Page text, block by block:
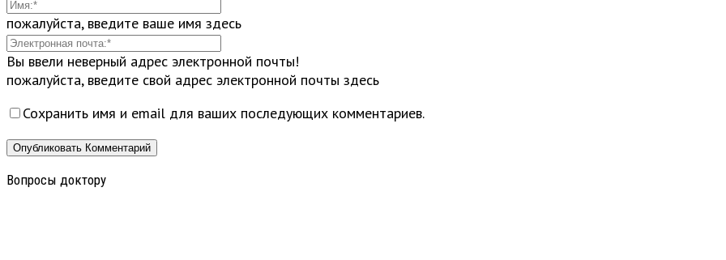
пожалуйста, введите ваше имя здесь
Вы ввели неверный адрес электронной почты!
пожалуйста, введите свой адрес электронной почты здесь
Сохранить имя и email для ваших последующих комментариев.
Вопросы доктору